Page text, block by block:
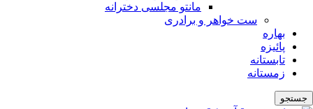
مانتو مجلسی دخترانه
ست خواهر و برادری
بهاره
پائیزه
تابستانه
زمستانه
جستجو